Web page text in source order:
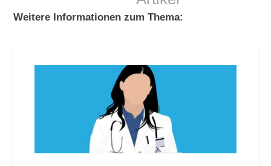
Weitere Informationen zum Thema: